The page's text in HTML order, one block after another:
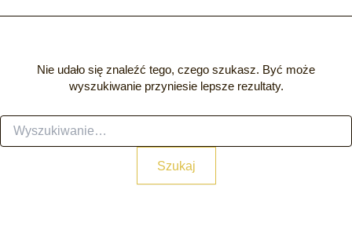
Nie udało się znaleźć tego, czego szukasz. Być może
wyszukiwanie przyniesie lepsze rezultaty.